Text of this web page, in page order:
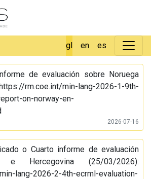
gl en es
de evaluación sobre Noruega
rm.coe.int/min-lang-2026-1-9th-
on-norway-en-
2026-07-16
o Cuarto informe de evaluación
Hercegovina (25/03/2026):
lang-2026-2-4th-ecrml-evaluation-